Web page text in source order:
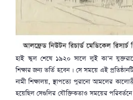
হাই স্কুল শেষে ১৯২০ সালে লুই কা’ন
শিক্ষার জন্য ভর্তি হবেন । সে সময়ে এই
নামী শিক্ষালয়, স্থাপত্যে পুরানো আমলের
হয়েছিল সেগুলির যৌক্তিকতাও সময়ের